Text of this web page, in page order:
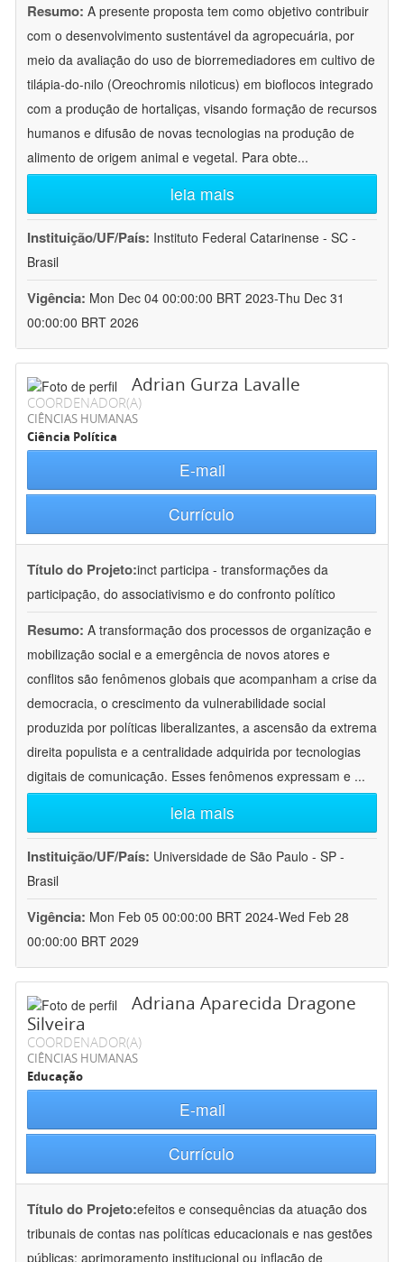
Resumo: A presente proposta tem como objetivo contribuir
com o desenvolvimento sustentável da agropecuária, por
meio da avaliação do uso de biorremediadores em cultivo de
tilápia-do-nilo (Oreochromis niloticus) em bioflocos integrado
com a produção de hortaliças, visando formação de recursos
humanos e difusão de novas tecnologias na produção de
alimento de origem animal e vegetal. Para obte...
leia mais
Instituição/UF/País: Instituto Federal Catarinense - SC -
Brasil
Vigência: Mon Dec 04 00:00:00 BRT 2023-Thu Dec 31
00:00:00 BRT 2026
Adrian Gurza Lavalle
COORDENADOR(A)
CIÊNCIAS HUMANAS
Ciência Política
E-mail
Currículo
Título do Projeto:inct participa - transformações da
participação, do associativismo e do confronto político
Resumo: A transformação dos processos de organização e
mobilização social e a emergência de novos atores e
conflitos são fenômenos globais que acompanham a crise da
democracia, o crescimento da vulnerabilidade social
produzida por políticas liberalizantes, a ascensão da extrema
direita populista e a centralidade adquirida por tecnologias
digitais de comunicação. Esses fenômenos expressam e ...
leia mais
Instituição/UF/País: Universidade de São Paulo - SP -
Brasil
Vigência: Mon Feb 05 00:00:00 BRT 2024-Wed Feb 28
00:00:00 BRT 2029
Adriana Aparecida Dragone
Silveira
COORDENADOR(A)
CIÊNCIAS HUMANAS
Educação
E-mail
Currículo
Título do Projeto:efeitos e consequências da atuação dos
tribunais de contas nas políticas educacionais e nas gestões
públicas: aprimoramento institucional ou inflação de